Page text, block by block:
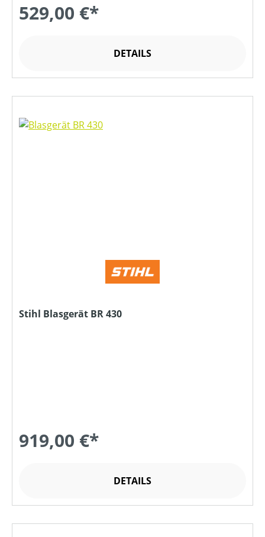
529,00 €*
DETAILS
Stihl Blasgerät BR 430
919,00 €*
DETAILS